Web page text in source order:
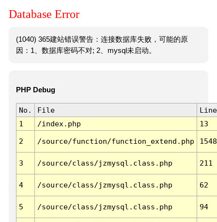
Database Error
(1040) 365建站错误警告：连接数据库失败，可能的原
因：1、数据库密码不对; 2、mysql未启动。
PHP Debug
No. File
Line
1
/index.php 13
2 /source/function/function_extend.php 1548
3 /source/class/jzmysql.class.php 211
4 /source/class/jzmysql.class.php 62
5 /source/class/jzmysql.class.php 94